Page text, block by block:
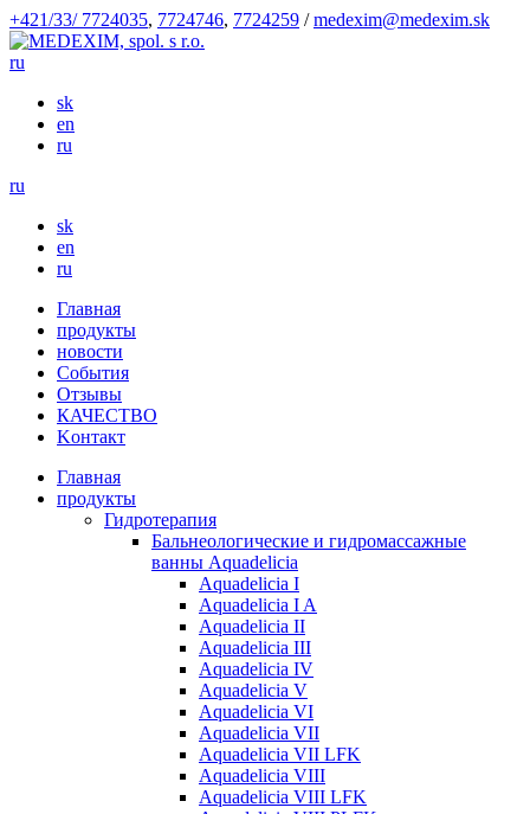
+421/33/ 7724035, 7724746, 7724259 /medexim@medexim.sk
ru
sk
en
ru
ru
sk
en
ru
Глaвнaя
продукты
новости
События
Отзывы
КАЧЕСТВО
Kонтакт
Глaвнaя
продукты
Гидротерапия
Бальнеологические и гидромассажные
ванны Aquadelicia
Aquadelicia I
Aquadelicia I A
Aquadelicia II
Aquadelicia III
Aquadelicia IV
Aquadelicia V
Aquadelicia VI
Aquadelicia VII
Aquadelicia VII LFK
Aquadelicia VIII
Aquadelicia VIII LFK